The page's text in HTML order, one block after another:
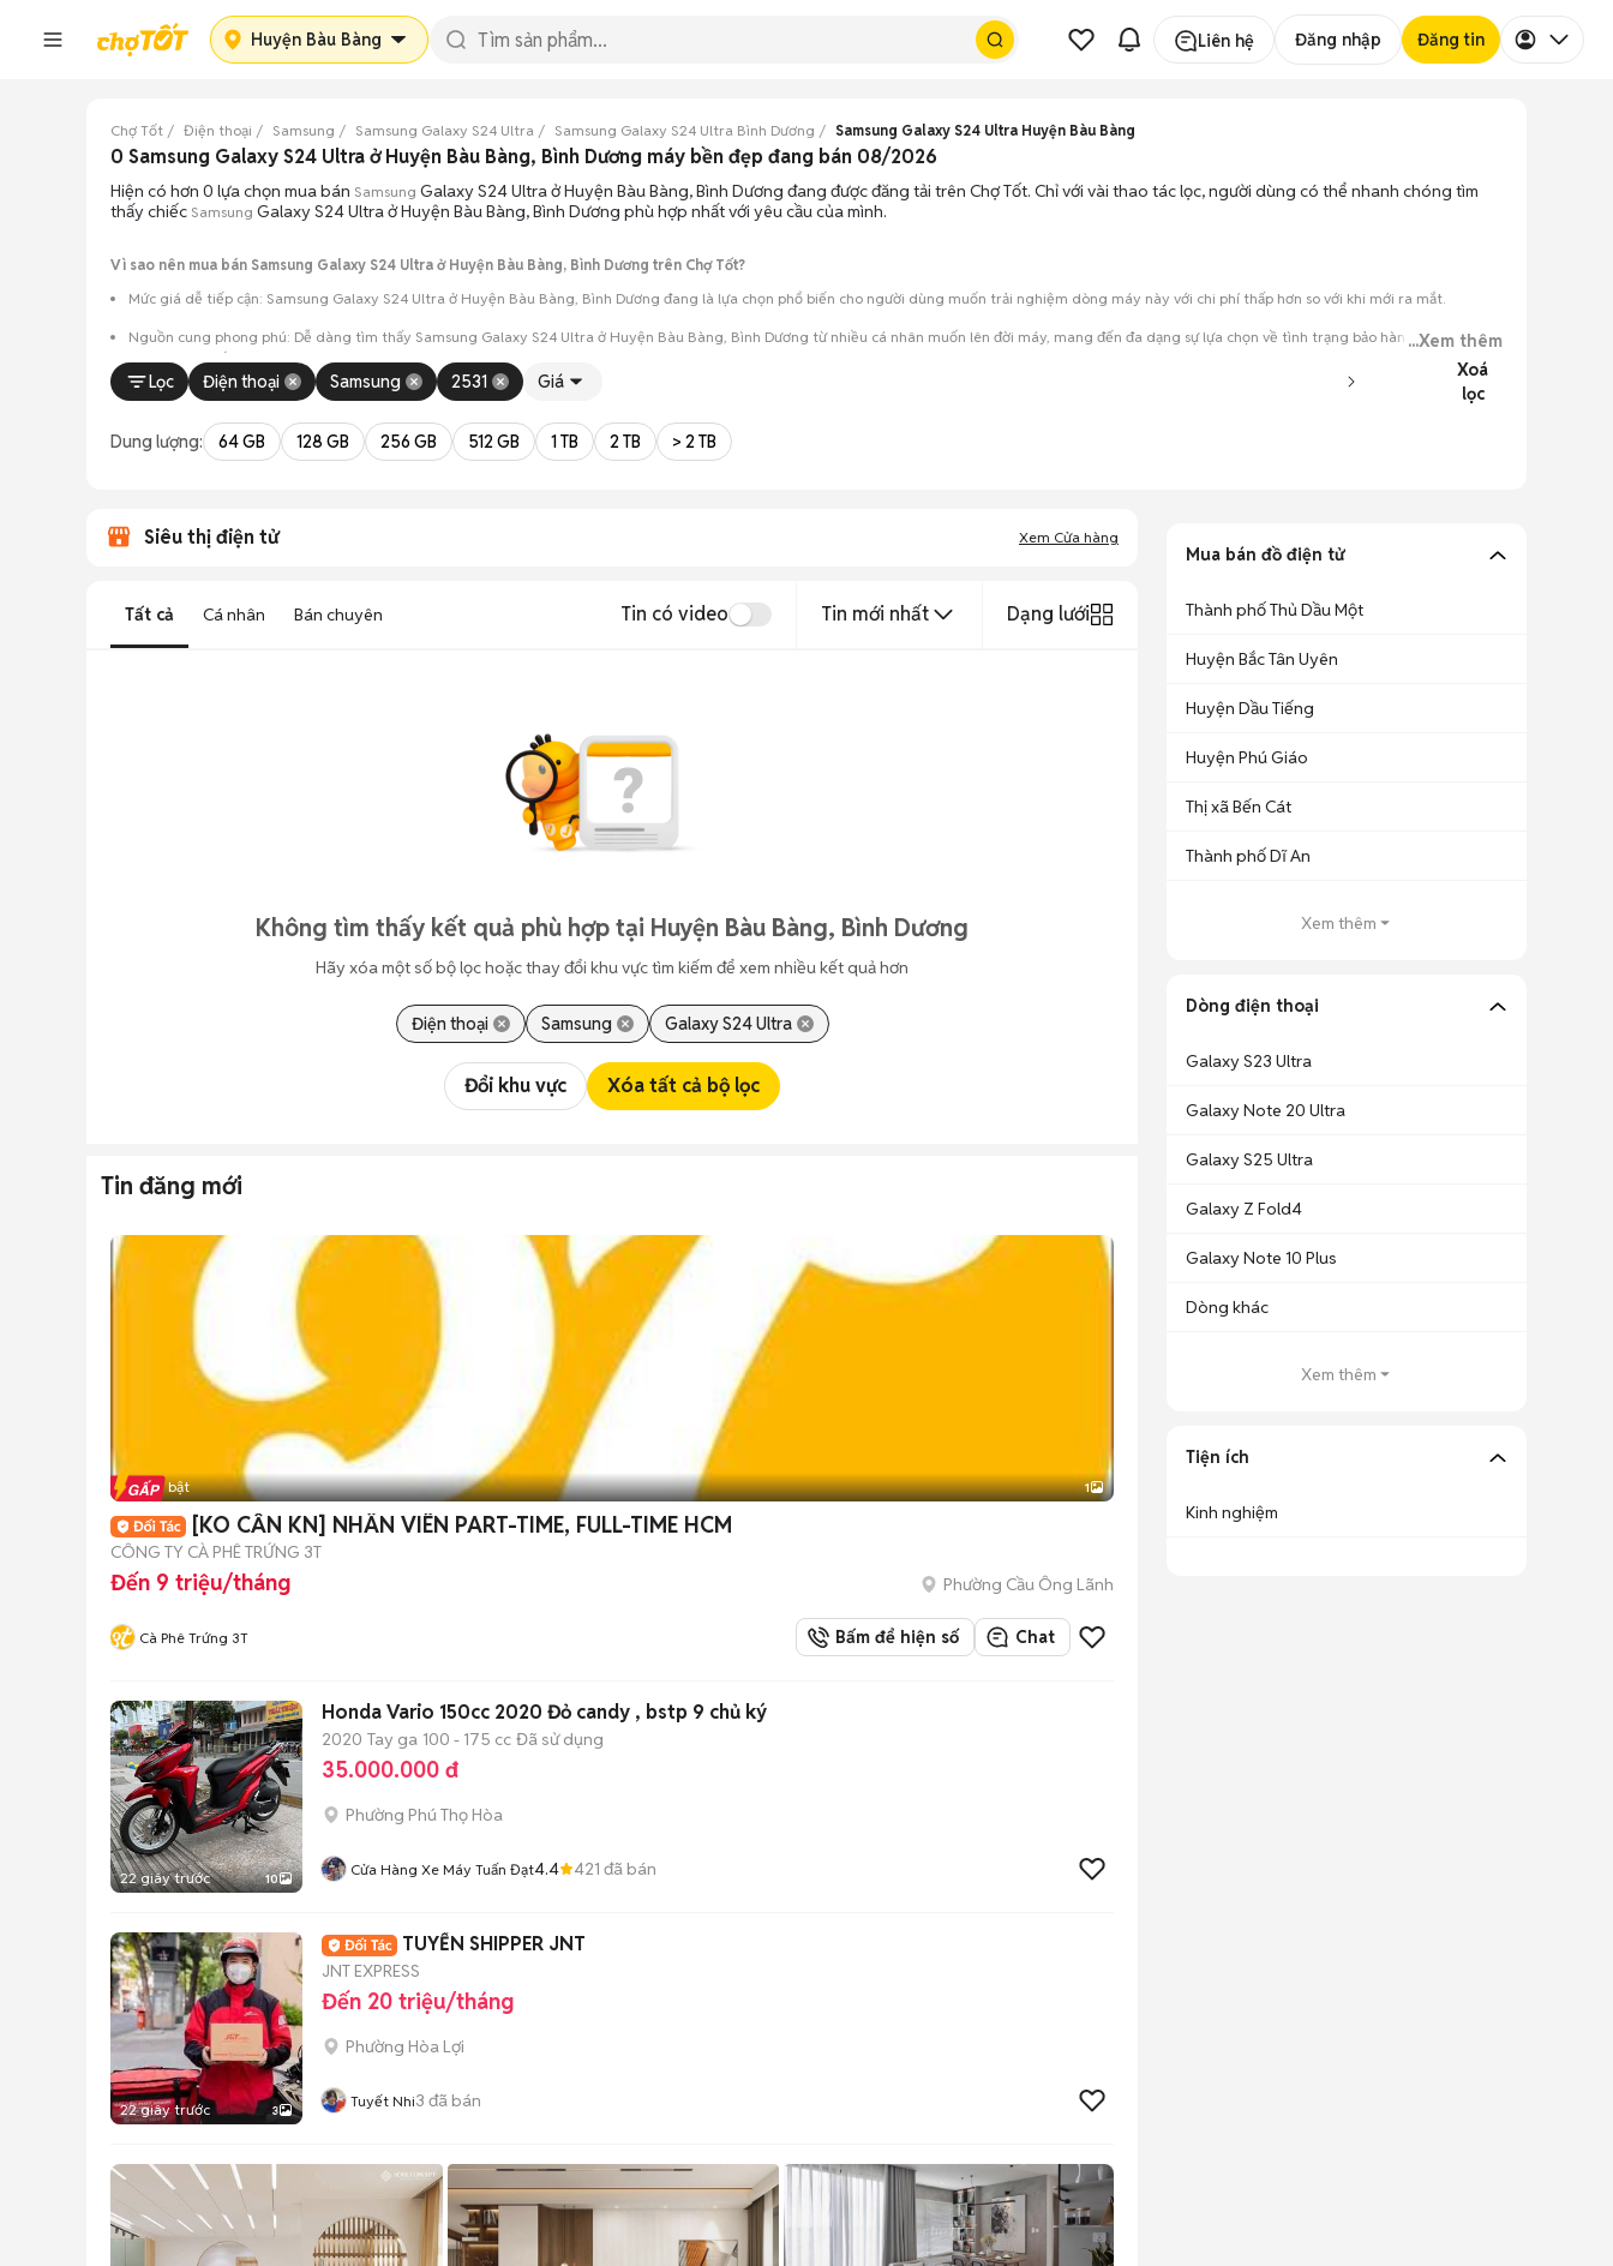
Huyện Bàu Bàng Liên hệ Đăng nhập Đăng tin
Chợ Tốt Điện thoại Samsung Samsung Galaxy S24 Ultra Samsung Galaxy S24 Ultra Bình Dương Samsung Galaxy S24 Ultra Huyện Bàu Bàng
0 Samsung Galaxy S24 Ultra ở Huyện Bàu Bàng, Bình Dương máy bền đẹp đang bán 08/2026
Hiện có hơn 0 lựa chọn mua bán Samsung Galaxy S24 Ultra ở Huyện Bàu Bàng, Bình Dương đang được đăng tải trên Chợ Tốt. Chỉ với vài thao tác lọc, người dùng có thể nhanh chóng tìm
thấy chiếc Samsung Galaxy S24 Ultra ở Huyện Bàu Bàng, Bình Dương phù hợp nhất với yêu cầu của mình.
Vì sao nên mua bán Samsung Galaxy S24 Ultra ở Huyện Bàu Bàng, Bình Dương trên Chợ Tốt?
Mức giá dễ tiếp cận: Samsung Galaxy S24 Ultra ở Huyện Bàu Bàng, Bình Dương đang là lựa chọn phổ biến cho người dùng muốn trải nghiệm dòng máy này với chi phí thấp hơn so với khi mới ra mắt.
Nguồn cung phong phú: Dễ dàng tìm thấy Samsung Galaxy S24 Ultra ở Huyện Bàu Bàng, Bình Dương từ nhiều cá nhân muốn lên đời máy, mang đến đa dạng sự lựa chọn về tình trạng bảo hành, hình thức
máy và màu sắc.
Giao dịch minh bạch: Việc gặp gỡ trực tiếp giúp người mua đánh giá chính xác hiệu năng thực tế của máy so với mô tả trên tin đăng.
Mua bán linh hoạt: Hai bên có thể chủ động thỏa thuận giá cả và địa điểm giao nhận, chốt giao dịch nhanh chóng khi đạt được tiếng nói chung.
...Xem thêm
Lọc
Điện thoại Samsung 2531 Giá
Xoá
lọc
Dung lượng: 64 GB 128 GB 256 GB 512 GB 1 TB 2 TB > 2 TB
Siêu thị điện tử Xem Cửa hàng
Tất cả Cá nhân Bán chuyên Tin có video Tin mới nhất Dạng lưới
Không tìm thấy kết quả phù hợp tại Huyện Bàu Bàng, Bình Dương
Hãy xóa một số bộ lọc hoặc thay đổi khu vực tìm kiếm để xem nhiều kết quả hơn
Điện thoại Samsung Galaxy S24 Ultra
Đổi khu vực Xóa tất cả bộ lọc
Tin đăng mới
Tin nổi bật 1
[KO CẦN KN] NHÂN VIÊN PART-TIME, FULL-TIME HCM
CÔNG TY CÀ PHÊ TRỨNG 3T
Đến 9 triệu/tháng Phường Cầu Ông Lãnh
Cà Phê Trứng 3T Bấm để hiện số Chat
22 giây trước 10
Honda Vario 150cc 2020 Đỏ candy , bstp 9 chủ ký
2020 Tay ga 100 - 175 cc Đã sử dụng
35.000.000 đ
Phường Phú Thọ Hòa
Cửa Hàng Xe Máy Tuấn Đạt4.4 421 đã bán
22 giây trước 3
TUYỂN SHIPPER JNT
JNT EXPRESS
Đến 20 triệu/tháng
Phường Hòa Lợi
Tuyết Nhi3 đã bán
Mua bán đồ điện tử
Thành phố Thủ Dầu Một
Huyện Bắc Tân Uyên
Huyện Dầu Tiếng
Huyện Phú Giáo
Thị xã Bến Cát
Thành phố Dĩ An
Xem thêm
Dòng điện thoại
Galaxy S23 Ultra
Galaxy Note 20 Ultra
Galaxy S25 Ultra
Galaxy Z Fold4
Galaxy Note 10 Plus
Dòng khác
Xem thêm
Tiện ích
Kinh nghiệm